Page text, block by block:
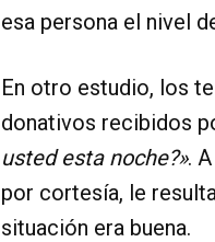
esa persona el nivel
En otro estudio, los
donativos recibidos
usted esta noche?».
por cortesía, le
situación era buena.